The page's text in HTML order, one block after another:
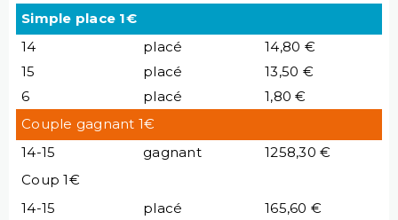
Simple place 1€
14
placé
14,80 €
15
placé
13,50 €
6
placé
1,80 €
Couple gagnant 1€
14-15
gagnant
1258,30 €
Coup 1€
14-15
placé 165,60 €